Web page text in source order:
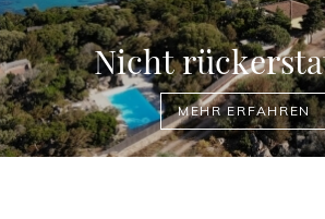
Nicht
MEHR ERFAHREN